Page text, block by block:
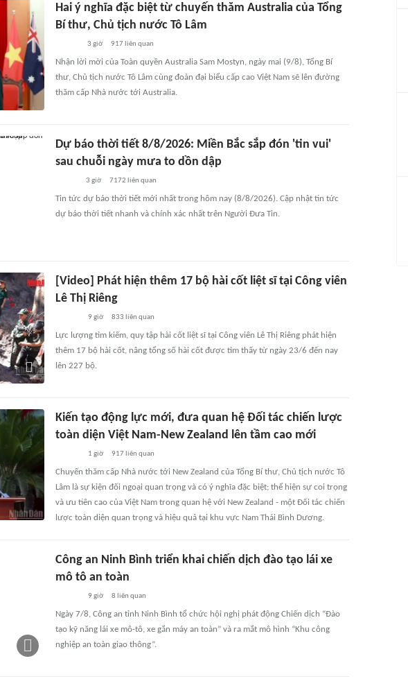
Hai ý nghĩa đặc biệt từ chuyến thăm Australia của Tổng
Bí thư, Chủ tịch nước Tô Lâm
3 giờ 917liên quan
Nhận lời mời của Toàn quyền Australia Sam Mostyn, ngày mai (9/8), Tổng Bí
thư, Chủ tịch nước Tô Lâm cùng đoàn đại biểu cấp cao Việt Nam sẽ lên đường
thăm cấp Nhà nước tới Australia.
Dự báo thời tiết 8/8/2026: Miền Bắc sắp đón 'tin vui'
sau chuỗi ngày mưa to dồn dập
3 giờ 7172 liên quan
Tin tức dự báo thời tiết mới nhất trong hôm nay (8/8/2026). Cập nhật tin tức
dự báo thời tiết nhanh và chính xác nhất trên Người Đưa Tin.
[Video] Phát hiện thêm 17 bộ hài cốt liệt sĩ tại Công viên
Lê Thị Riêng
9 giờ 833 liên quan
Lực lượng tìm kiếm, quy tập hài cốt liệt sĩ tại Công viên Lê Thị Riêng phát hiện
thêm 17 bộ hài cốt, nâng tổng số hài cốt được tìm thấy từ ngày 23/6 đến nay
lên 227 bộ.
Kiến tạo động lực mới, đưa quan hệ Đối tác chiến lược
toàn diện Việt Nam-New Zealand lên tầm cao mới
1 giờ 917 liên quan
Chuyến thăm cấp Nhà nước tới New Zealand của Tổng Bí thư, Chủ tịch nước Tô
Lâm là sự kiện đối ngoại quan trọng và có ý nghĩa đặc biệt; thể hiện sự coi trọng
và ưu tiên cao của Việt Nam trong quan hệ với New Zealand - một Đối tác chiến
lược toàn diện quan trọng và hiệu quả tại khu vực Nam Thái Bình Dương.
Công an Ninh Bình triển khai chiến dịch đào tạo lái xe
mô tô an toàn
9 giờ 8 liên quan
Ngày 7/8, Công an tỉnh Ninh Bình tổ chức hội nghị phát động Chiến dịch “Đào
tạo kỹ năng lái xe mô-tô, xe gắn máy an toàn” và ra mắt mô hình “Khu công
nghiệp an toàn giao thông”.